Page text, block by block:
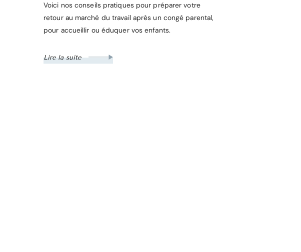
Voici nos conseils pratiques pour préparer votre
retour au marché du travail après un congé parental,
pour accueillir ou éduquer vos enfants.
Lire la suite